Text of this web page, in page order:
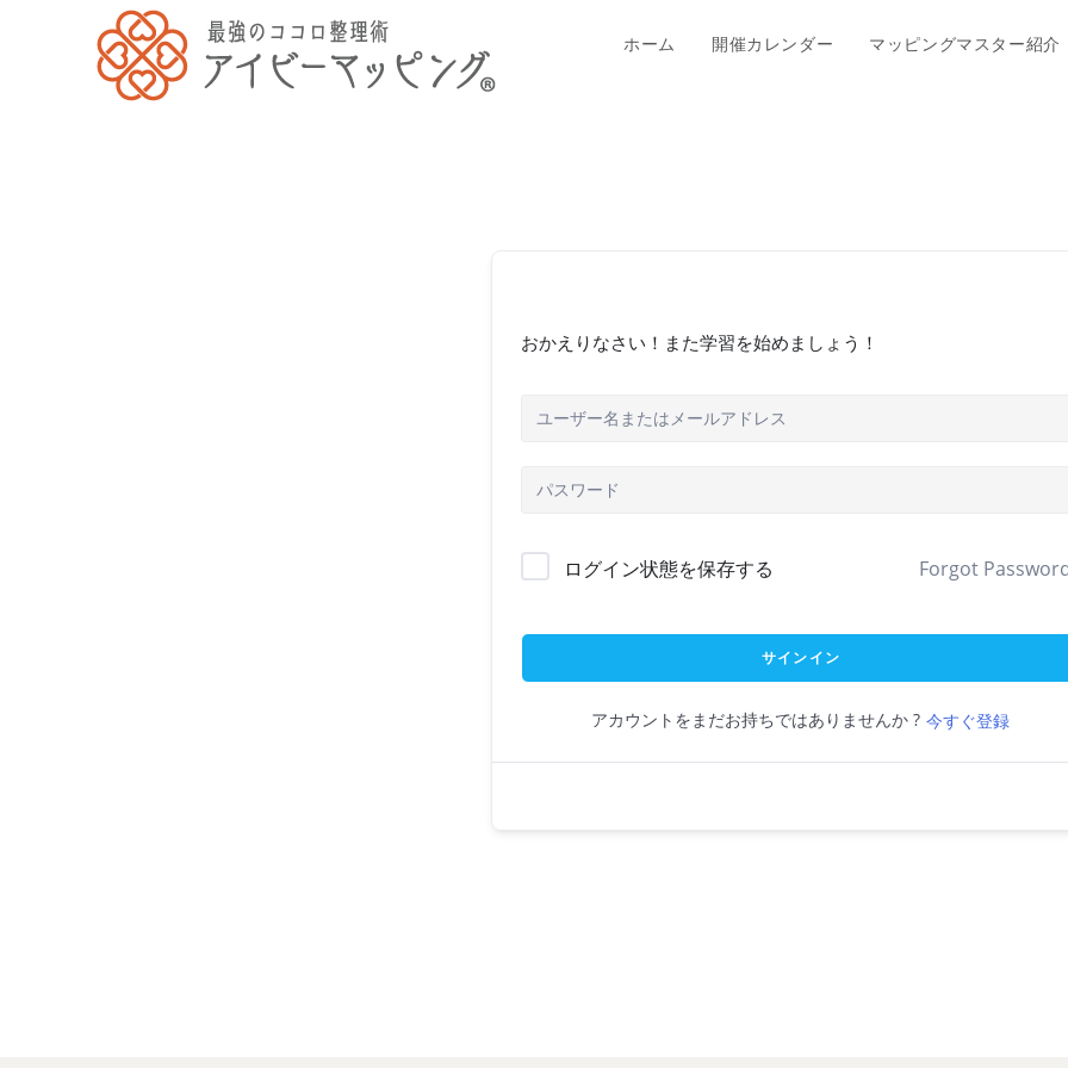
ホーム 開催カレンダー マッピングマスター紹介
おかえりなさい！また学習を始めましょう！
ログイン状態を保存する Forgot
サインイン
アカウントをまだお持ちではありませんか ? 今すぐ登録